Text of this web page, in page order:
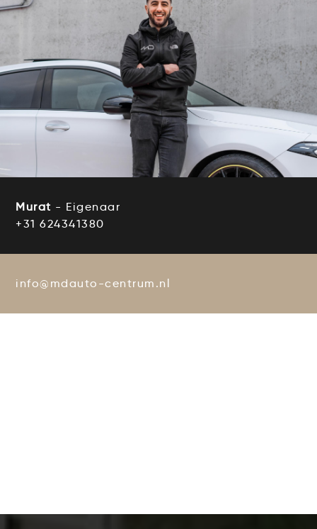
Murat - Eigenaar
+31 624341380
info@mdauto-centrum.nl